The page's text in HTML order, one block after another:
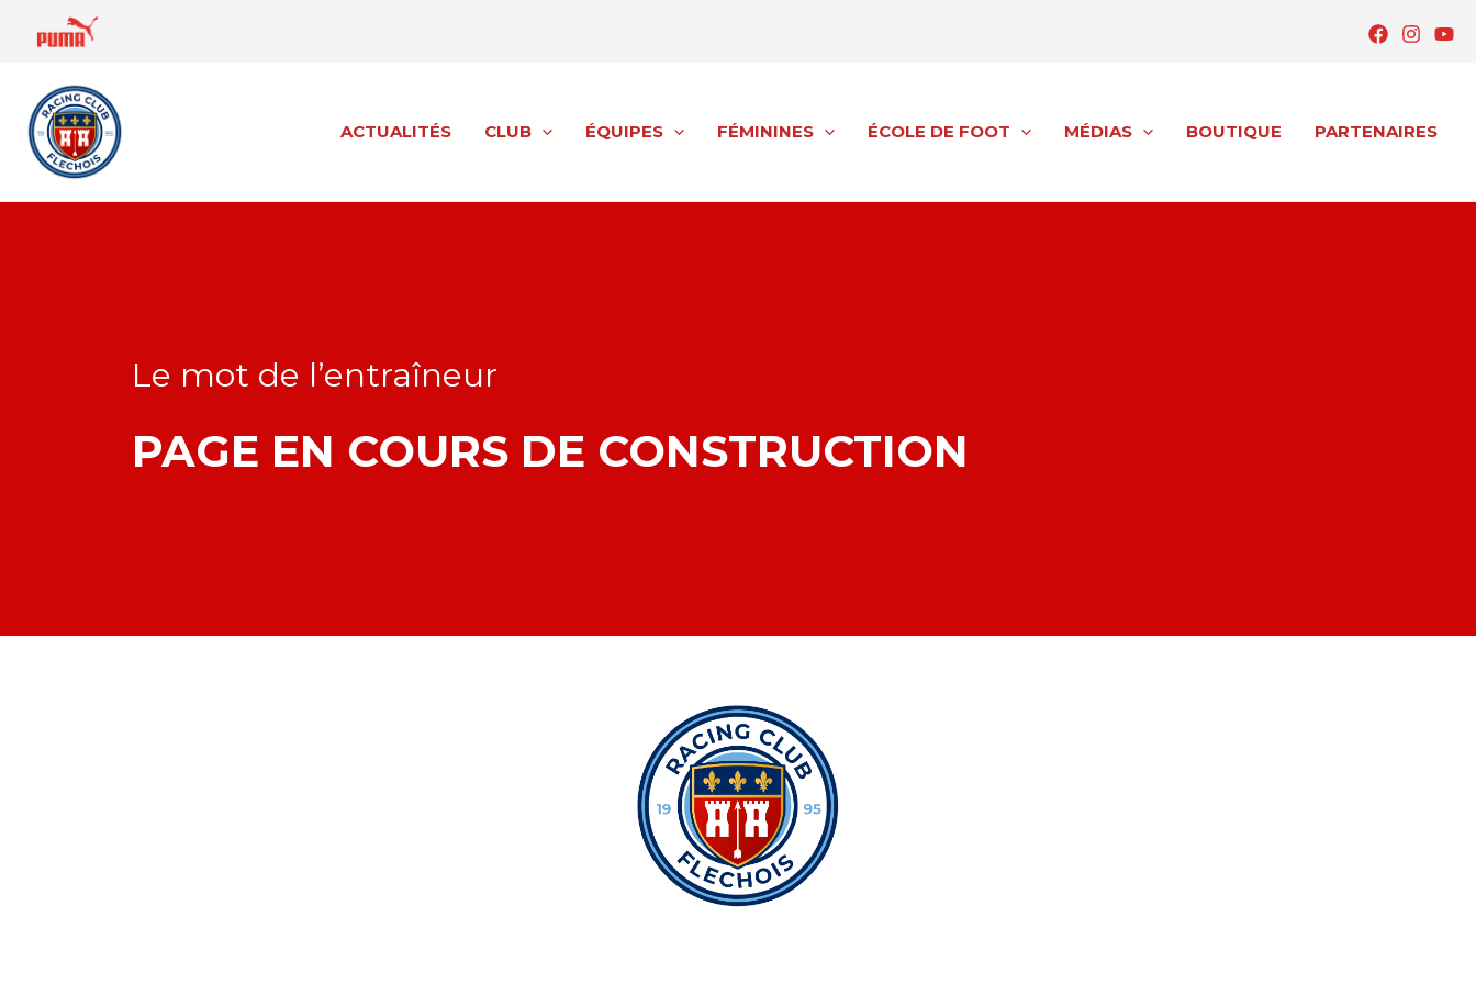
contenu
ACTUALITÉS CLUB ÉQUIPES FÉMININES ÉCOLE DE FOOT MÉDIAS BOUTIQUE PARTENAIRES
ACTUALITÉS CLUB ÉQUIPES FÉMININES ÉCOLE DE FOOT MÉDIAS BOUTIQUE PARTENAIRES
Le mot de l’entraîneur
PAGE EN COURS DE CONSTRUCTION